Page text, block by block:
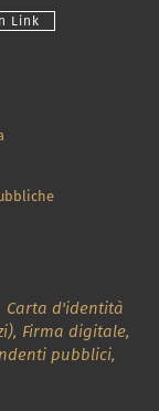
Link
Carta d'identità
Firma digitale,
pubblici,